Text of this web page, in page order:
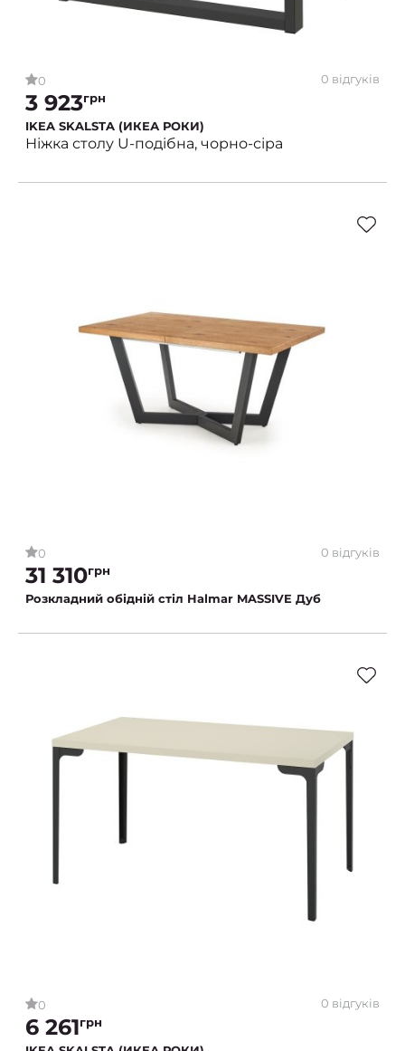
0 0 відгуків
3 923грн
IKEA SKALSTA (ИКЕА РОКИ)
Ніжка столу U-подібна, чорно-сіра
0 0 відгуків
31 310грн
Розкладний обідній стіл Halmar MASSIVE Дуб
0 0 відгуків
6 261грн